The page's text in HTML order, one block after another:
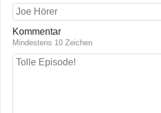
Kommentar
Mindestens 10 Zeichen